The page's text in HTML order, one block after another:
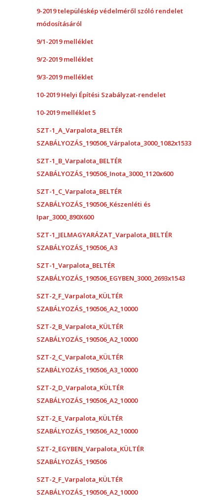
9-2019 településkép védelméről szóló rendelet
módosításáról
9/1-2019 melléklet
9/2-2019 melléklet
9/3-2019 melléklet
10-2019 Helyi Építési Szabályzat-rendelet
10-2019 melléklet 5
SZT-1_A_Varpalota_BELTÉR
SZABÁLYOZÁS_190506_Várpalota_3000_1082x1533
SZT-1_B_Varpalota_BELTÉR
SZABÁLYOZÁS_190506_Inota_3000_1120x600
SZT-1_C_Varpalota_BELTÉR
SZABÁLYOZÁS_190506_Készenléti és
Ipar_3000_890X600
SZT-1_JELMAGYARÁZAT_Varpalota_BELTÉR
SZABÁLYOZÁS_190506_A3
SZT-1_Varpalota_BELTÉR
SZABÁLYOZÁS_190506_EGYBEN_3000_2693x1543
SZT-2_F_Varpalota_KÜLTÉR
SZABÁLYOZÁS_190506_A2_10000
SZT-2_B_Varpalota_KÜLTÉR
SZABÁLYOZÁS_190506_A2_10000
SZT-2_C_Varpalota_KÜLTÉR
SZABÁLYOZÁS_190506_A3_10000
SZT-2_D_Varpalota_KÜLTÉR
SZABÁLYOZÁS_190506_A2_10000
SZT-2_E_Varpalota_KÜLTÉR
SZABÁLYOZÁS_190506_A2_10000
SZT-2_EGYBEN_Varpalota_KÜLTÉR
SZABÁLYOZÁS_190506
SZT-2_F_Varpalota_KÜLTÉR
SZABÁLYOZÁS_190506_A2_10000